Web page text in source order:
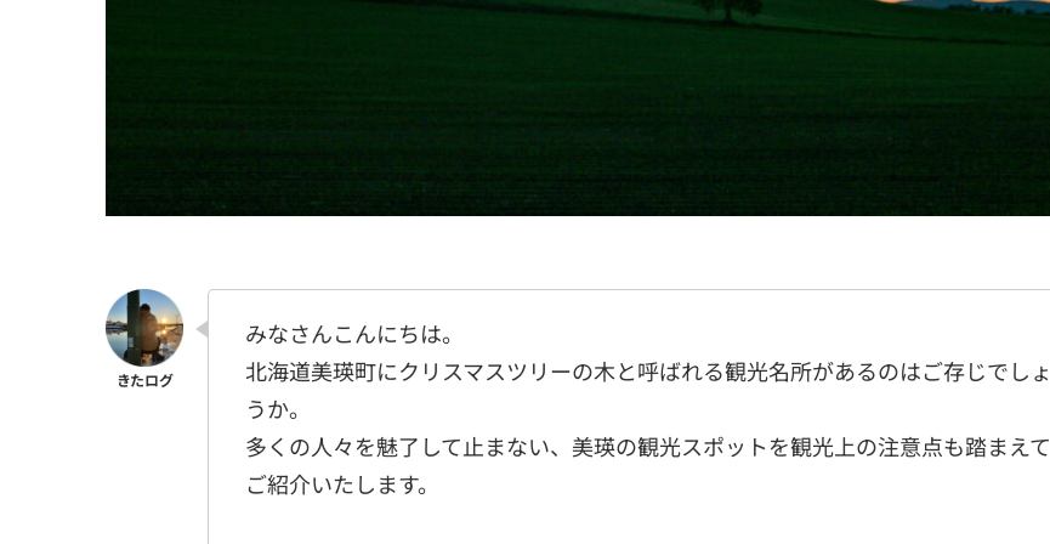
みなさんこんにちは。
北海道美瑛町にクリスマスツリーの木と呼ばれる観光名所があるのはご存じでしょ
うか。
多くの人々を魅了して止まない、美瑛の観光スポットを観光上の注意点も踏まえて
ご紹介いたします。